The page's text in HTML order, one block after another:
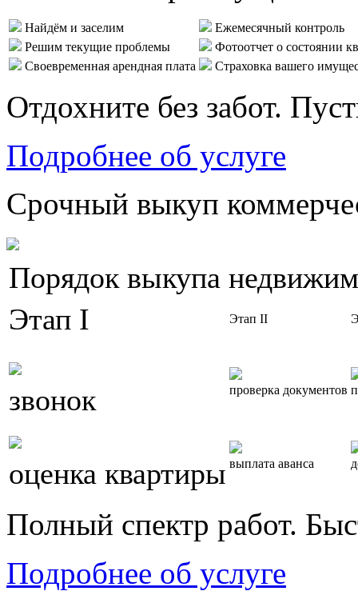
Найдём и заселим
Ежемесячный контроль
Решим текущие проблемы
Фотоотчет о состоянии
Своевременная арендная плата
Страховка вашего
Отдохните без забот.
Подробнее об услуге
Срочный выкуп
Порядок выкупа
Этап I
Этап II
звонок проверка документов
оценка квартиры выплата аванса
Полный спектр работ.
Подробнее об услуге